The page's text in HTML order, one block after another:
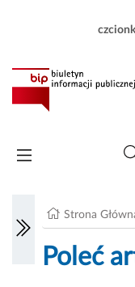
Strona
Poleć